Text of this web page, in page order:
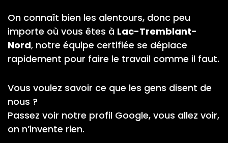
On connaît bien les alentours, donc peu
importe où vous êtes à Lac-Tremblant-
Nord, notre équipe certifiée se déplace
rapidement pour faire le travail comme il faut.
Vous voulez savoir ce que les gens disent de
nous ?
Passez voir notre profil Google, vous allez voir,
on n’invente rien.